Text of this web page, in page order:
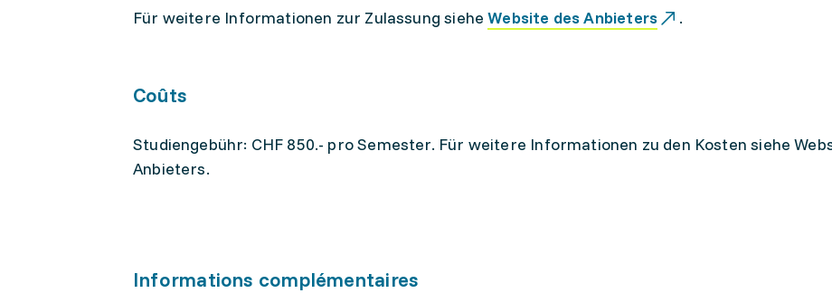
Für weitere Informationen zur Zulassung sieheWebsite des Anbieters .
Coûts
Studiengebühr: CHF 850.- pro Semester. Für weitere Informationen zu den Kosten siehe
Anbieters.
Informations complémentaires